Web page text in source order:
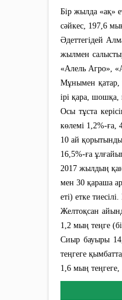
Бір жылда «ақ»
сәйкес, 197,6
Әдеттегідей
жылмен
«Алель Агро»,
Мұнымен қатар,
ірі қара,
Осы тұста
көлемі 1,2%-ға,
10 ай
16,5%-ға
2017 жылдың
мен 30 қараша
еті) етке
Желтоқсан
1,2 мың теңге
Сиыр бауыры
теңгеге
1,6 мың